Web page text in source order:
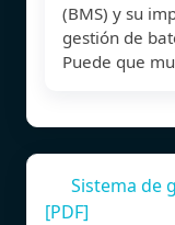
(BMS) y su
gestión de
Puede que
Sistema de
[PDF]